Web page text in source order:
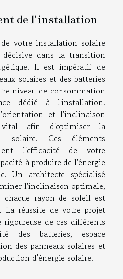
de l'installation
votre installation solaire
décisive dans la transition
Il est impératif de
solaires et des batteries
niveau de consommation
dédié à l'installation.
et l'inclinaison
afin d'optimiser la
solaire. Ces éléments
l'efficacité de votre
à produire de l'énergie
Un architecte spécialisé
l'inclinaison optimale,
chaque rayon de soleil est
La réussite de votre projet
rigoureuse de ces différents
des batteries, espace
des panneaux solaires et
d'énergie solaire.